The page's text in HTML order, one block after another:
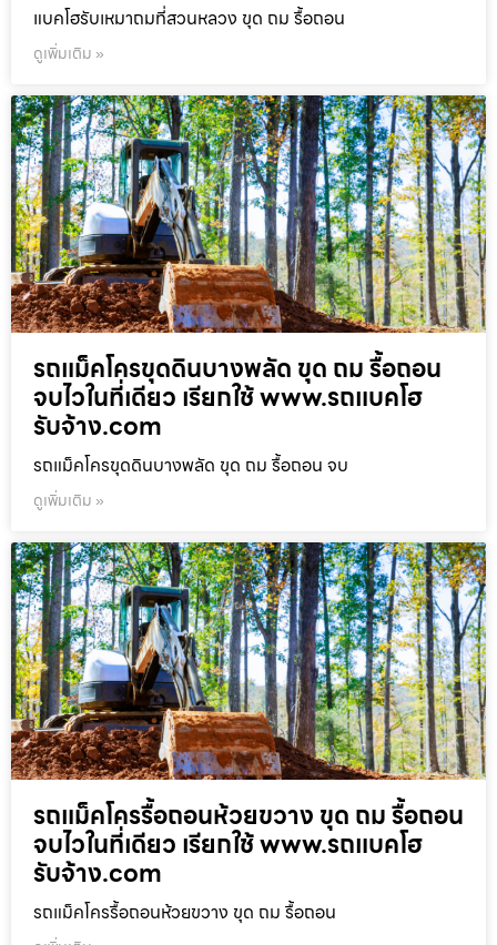
แบคโฮรับเหมาถมที่สวนหลวง ขุด ถม รื้อถอน
ดูเพิ่มเติม »
รถแม็คโครขุดดินบางพลัด ขุด ถม รื้อถอน
จบไวในที่เดียว เรียกใช้ www.รถแบคโฮ
รับจ้าง.com
รถแม็คโครขุดดินบางพลัด ขุด ถม รื้อถอน จบ
ดูเพิ่มเติม »
รถแม็คโครรื้อถอนห้วยขวาง ขุด ถม รื้อถอน
จบไวในที่เดียว เรียกใช้ www.รถแบคโฮ
รับจ้าง.com
รถแม็คโครรื้อถอนห้วยขวาง ขุด ถม รื้อถอน